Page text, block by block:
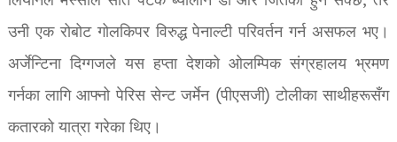
उनी एक रोबोट गोलकिपर विरुद्ध पेनाल्टी परिवर्तन गर्न असफल भए।
अर्जेन्टिना दिग्गजले यस हप्ता देशको ओलम्पिक संग्रहालय भ्रमण
गर्नका लागि आफ्नो पेरिस सेन्ट जर्मेन (पीएसजी) टोलीका साथीहरूसँग
कतारको यात्रा गरेका थिए।